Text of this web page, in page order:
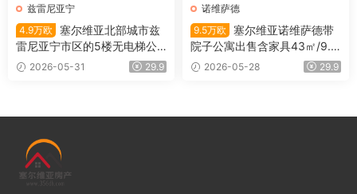
兹雷尼亚宁
4.9万欧
塞尔维亚北部城市兹
雷尼亚宁市区的5楼无电梯公
寓出售
2026-05-31 29.9
诺维萨德
9.5万欧
塞尔维亚诺维萨德带
院子公寓出售含家具43㎡/9.5
万欧2026-05-28 29.9